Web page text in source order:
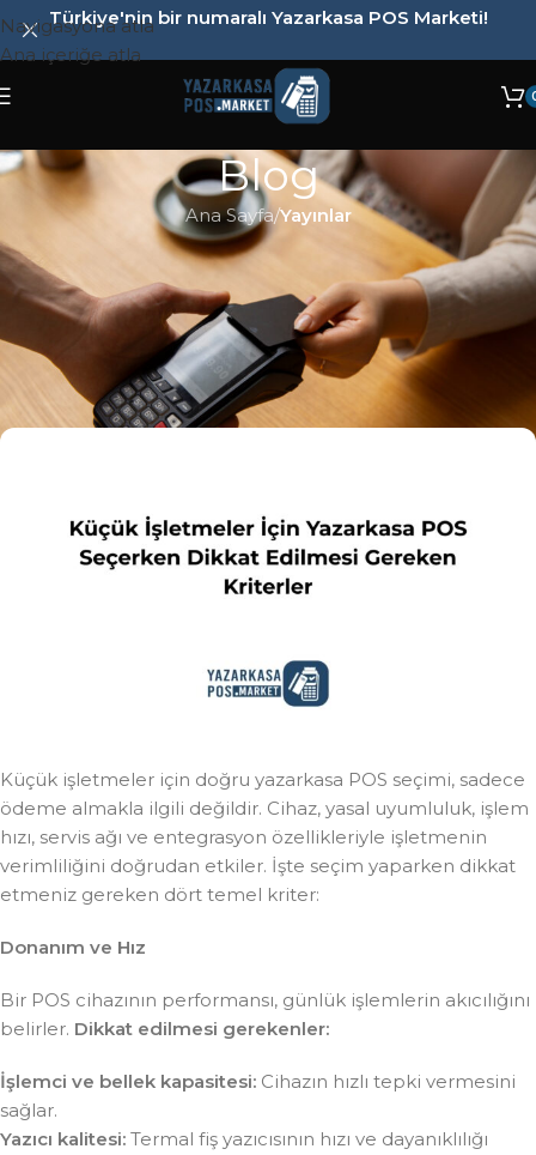
Navigasyona atla
Ana içeriğe atla
Türkiye'nin bir numaralı Yazarkasa POS Marketi!
Blog
Ana Sayfa/Yayınlar
YAYINLAR
Küçük İşletmeler İçin Yazarkasa
POS Seçerken Dikkat Edilmesi
Gereken Kriterler
Yazarkasa POS Market
Küçük işletmeler için doğru yazarkasa POS seçimi, sadece
ödeme almakla ilgili değildir. Cihaz, yasal uyumluluk, işlem
hızı, servis ağı ve entegrasyon özellikleriyle işletmenin
verimliliğini doğrudan etkiler. İşte seçim yaparken dikkat
etmeniz gereken dört temel kriter:
Donanım ve Hız
Bir POS cihazının performansı, günlük işlemlerin akıcılığını
belirler. Dikkat edilmesi gerekenler:
İşlemci ve bellek kapasitesi: Cihazın hızlı tepki vermesini
sağlar.
Yazıcı kalitesi: Termal fiş yazıcısının hızı ve dayanıklılığı